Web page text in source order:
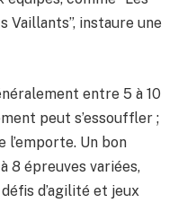
Vaillants”, instaure une
entre 5 à 10
peut s’essouffler ;
Un bon
8 épreuves variées,
d’agilité et jeux